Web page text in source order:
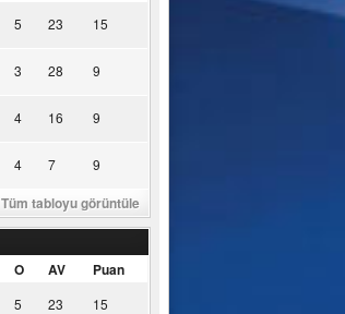
5 23 15
3 28 9
4 16 9
4 7 9
Tüm tabloyu görüntüle
O AV Puan
5 23 15